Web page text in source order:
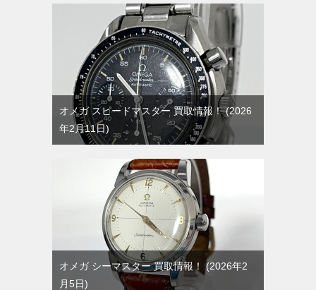
オメガ スピードマスター 買取情報！ 2026
年2月11日
オメガ シーマスター 買取情報！
2026年2
月5日